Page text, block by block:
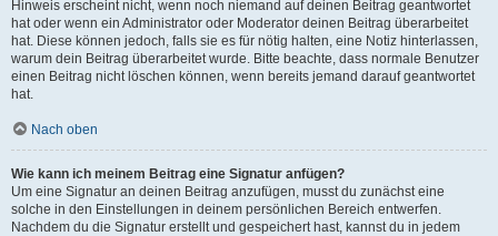
Hinweis erscheint nicht, wenn noch niemand auf deinen Beitrag geantwortet
hat oder wenn ein Administrator oder Moderator deinen Beitrag überarbeitet
hat. Diese können jedoch, falls sie es für nötig halten, eine Notiz hinterlassen,
warum dein Beitrag überarbeitet wurde. Bitte beachte, dass normale Benutzer
einen Beitrag nicht löschen können, wenn bereits jemand darauf geantwortet
hat.
Nach oben
Wie kann ich meinem Beitrag eine Signatur anfügen?
Um eine Signatur an deinen Beitrag anzufügen, musst du zunächst eine
solche in den Einstellungen in deinem persönlichen Bereich entwerfen.
Nachdem du die Signatur erstellt und gespeichert hast, kannst du in jedem